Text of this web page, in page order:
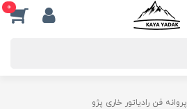
0
پروانه فن رادیاتور خاری پژو